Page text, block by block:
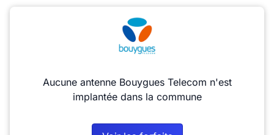
Aucune antenne Bouygues Telecom n'est
implantée dans la commune